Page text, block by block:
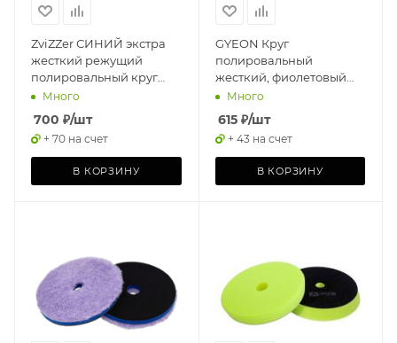
ZviZZer СИНИЙ экстра
жесткий режущий
полировальный круг
"СТАНДАРТ" 160/25/150
Много
700 ₽/шт
+ 70 на счет
В КОРЗИНУ
GYEON Круг
полировальный
жесткий, фиолетовый
Q2M Eccentric Heavy Cut
80мм, 1шт
Много
615₽/шт
+ 43 на счет
В КОРЗИНУ